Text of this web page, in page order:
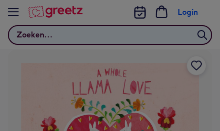
Bekijk meer
Zoeken
Login